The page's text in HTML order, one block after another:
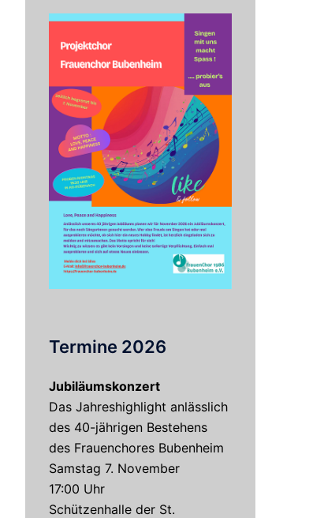
Termine 2026
Jubiläumskonzert
Das Jahreshighlight anlässlich
des 40-jährigen Bestehens
des Frauenchores Bubenheim
Samstag 7. November
17:00 Uhr
Schützenhalle der St.